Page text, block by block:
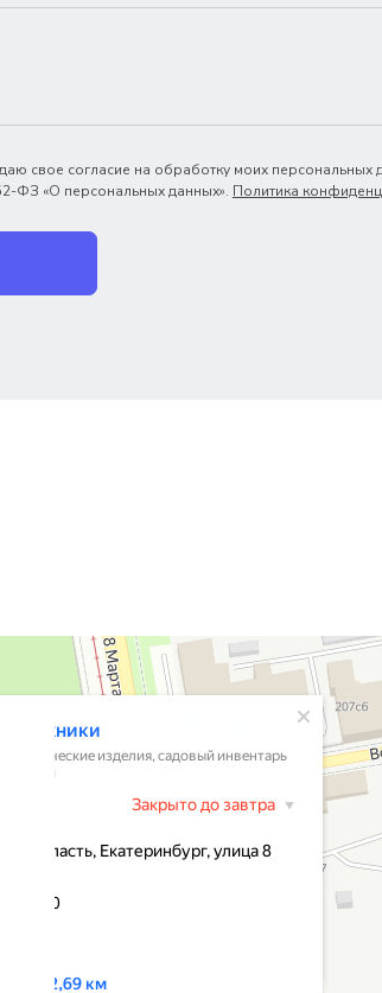
свое согласие на обработку моих персональных
ФЗ «О персональных данных». Политика